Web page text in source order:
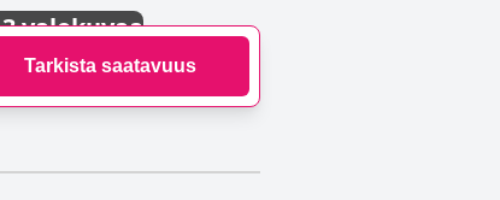
3 valokuvaa
Tarkista saatavuus